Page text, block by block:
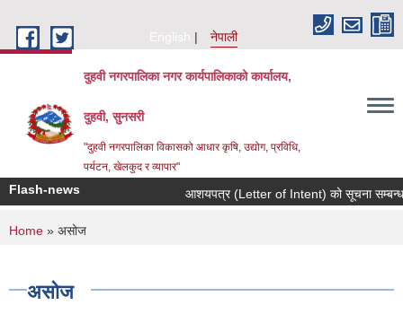
English
नेपाली
दुहवी नगरपालिका नगर कार्यपालिकाको कार्यालय,
दुहवी, सुनसरी
"दुहवी नगरपालिका विकासको आधार कृषि, उद्योग, प्रविधि,
पर्यटन, खेलकुद र व्यापार"
Flash-news आशयपत्र (Letter of Intent) को सूचना
You are here
Home » असोज
असोज